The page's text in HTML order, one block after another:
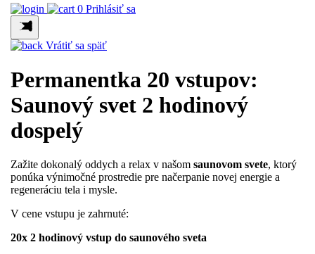
0 Prihlásiť sa
Vrátiť sa späť
Permanentka 20 vstupov:
Saunový svet 2 hodinový
dospelý
Zažite dokonalý oddych a relax v našom saunovom svete, ktorý
ponúka výnimočné prostredie pre načerpanie novej energie a
regeneráciu tela i mysle.
V cene vstupu je zahrnuté:
20x 2 hodinový vstup do saunového sveta